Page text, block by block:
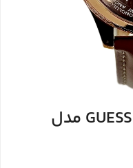
ساعت مچی مردانه گس GUESS مدل